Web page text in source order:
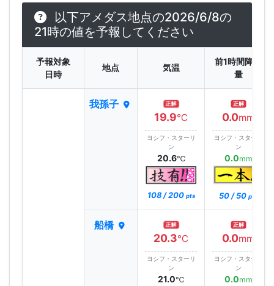
以下アメダス地点の2026/6/8の
21時の値を予報してください
予報対象
日時
地点 気温
前1時間降水
量
我孫子 正解
19.9℃
ヨシフ・スターリ
ン
20.6℃
108 / 200 pts
正解
0.0mm
ヨシフ・スターリ
ン
0.0mm
50 / 50 pts
船橋 正解
20.3℃
ヨシフ・スターリ
ン
21.0℃
正解
0.0mm
ヨシフ・スターリ
ン
0.0mm